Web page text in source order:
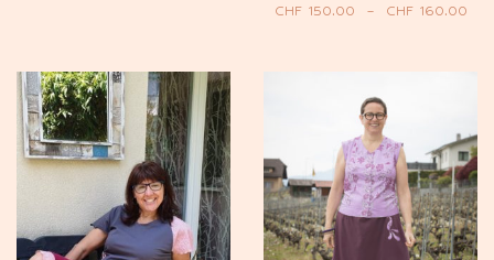
CHF150.00 – CHF160.00